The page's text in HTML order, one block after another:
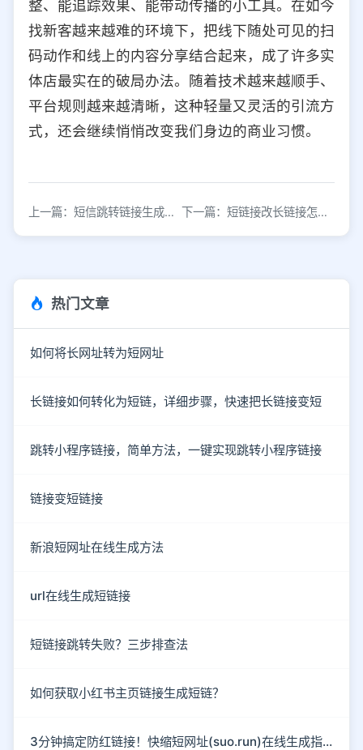
整、能追踪效果、能带动传播的小工具。在如今
找新客越来越难的环境下，把线下随处可见的扫
码动作和线上的内容分享结合起来，成了许多实
体店最实在的破局办法。随着技术越来越顺手、
平台规则越来越清晰，这种轻量又灵活的引流方
式，还会继续悄悄改变我们身边的商业习惯。
上一篇：短信跳转链接生成工具，一键生成 下一篇：短链接改长链接怎么改？长链接转短链接工具
热门文章
如何将长网址转为短网址
长链接如何转化为短链，详细步骤，快速把长链接变短
跳转小程序链接，简单方法，一键实现跳转小程序链接
链接变短链接
新浪短网址在线生成方法
url在线生成短链接
短链接跳转失败？三步排查法
如何获取小红书主页链接生成短链？
3分钟搞定防红链接！快缩短网址(suo.run)在线生成指南